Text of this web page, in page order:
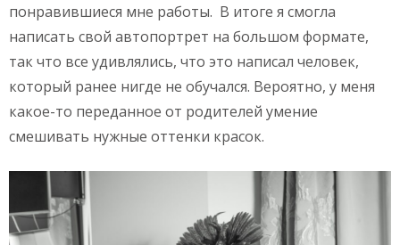
понравившиеся мне работы. В итоге я смогла
написать свой автопортрет на большом формате,
так что все удивлялись, что это написал человек,
который ранее нигде не обучался. Вероятно, у меня
какое-то переданное от родителей умение
смешивать нужные оттенки красок.